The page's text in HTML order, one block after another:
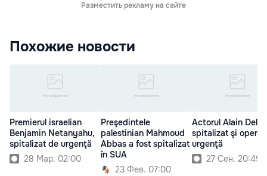
Разместить рекламу на сайте
Похожие новости
Premierul israelian
Benjamin Netanyahu,
spitalizat de urgenţă
28 Мар. 02:00
Preşedintele
palestinian Mahmoud
Abbas a fost spitalizat
în SUA
23 Фев. 07:00
Actorul Alain
spitalizat şi operat
urgenţă
27 Сен. 20:49